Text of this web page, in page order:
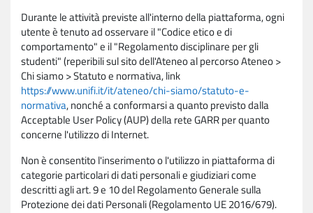
Durante le attività previste all'interno della piattaforma, ogni
utente è tenuto ad osservare il "Codice etico e di
comportamento" e il "Regolamento disciplinare per gli
studenti" (reperibili sul sito dell'Ateneo al percorso Ateneo >
Chi siamo > Statuto e normativa, link
https://www.unifi.it/it/ateneo/chi-siamo/statuto-e-
normativa, nonché a conformarsi a quanto previsto dalla
Acceptable User Policy (AUP) della rete GARR per quanto
concerne l'utilizzo di Internet.
Non è consentito l'inserimento o l'utilizzo in piattaforma di
categorie particolari di dati personali e giudiziari come
descritti agli art. 9 e 10 del Regolamento Generale sulla
Protezione dei dati Personali (Regolamento UE 2016/679).